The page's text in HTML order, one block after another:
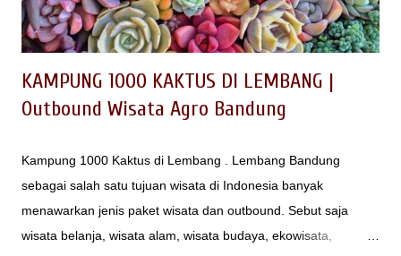
pelayanan bagi suatu pertemuan sekelompok orang
(negarawan, usahawan, cendikiawan dsb) untuk membahas
ma...
KAMPUNG 1000 KAKTUS DI LEMBANG |
Outbound Wisata Agro Bandung
Kampung 1000 Kaktus di Lembang . Lembang Bandung
sebagai salah satu tujuan wisata di Indonesia banyak
menawarkan jenis paket wisata dan outbound. Sebut saja
wisata belanja, wisata alam, wisata budaya, ekowisata,